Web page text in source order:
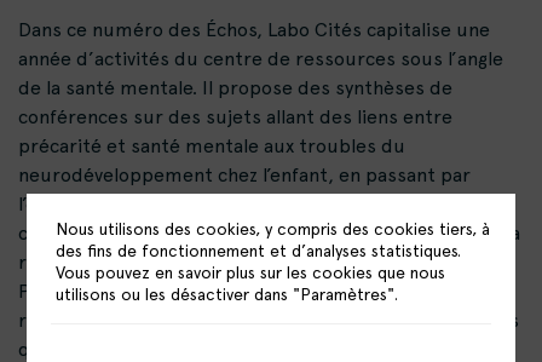
Dans ce numéro des Échos, Labo Cités capitalise une
année d’activités du centre de ressources sous l’angle
de la santé mentale. Il propose des synthèses de
conférences sur des sujets allant des liens entre
précarité et santé mentale aux troubles du
neurodéveloppement chez l’enfant, en passant par
l’effet des discriminations sur la santé mentale. Il
contient également des retours d’expériences locales, la
retranscription d’une discussion entre coordinatrices
PRE, et un focus sur l’art-thérapie dans un parcours de
réussite éducative. Autant de points de vue et de sujets
qui, compilés, nous donnent un certain regard sur la
Nous utilisons des cookies, y compris des cookies tiers, à
des fins de fonctionnement et d’analyses statistiques.
Vous pouvez en savoir plus sur les cookies que nous
utilisons ou les désactiver dans "Paramètres".